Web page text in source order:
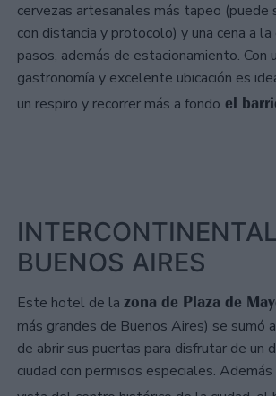
cervezas artesanales más tapeo (puede
con distancia y protocolo) y una cena a
pasos, además de estacionamiento. Con
gastronomía y excelente ubicación es
un respiro y recorrer más a fondo el
INTERCONTINENTAL
BUENOS AIRES
Este hotel de la zona de Plaza de
más grandes de Buenos Aires) se sumó
de abrir sus puertas para disfrutar de un
ciudad con permisos especiales.